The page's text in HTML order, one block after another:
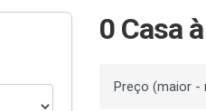
0 Casa
Ordenar por